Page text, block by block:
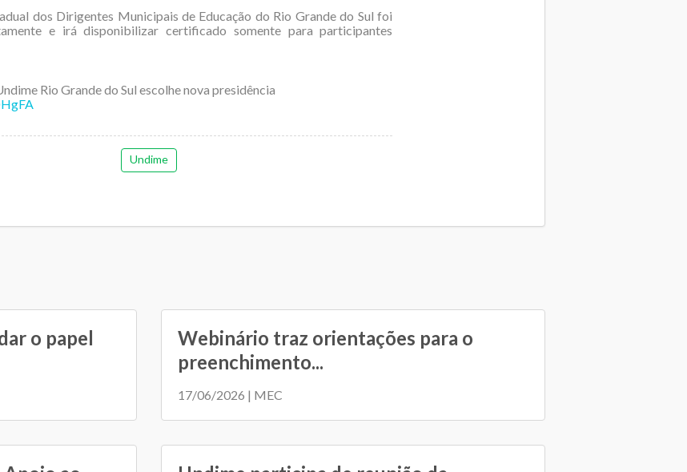
dos Dirigentes Municipais de Educação do Rio Grande do Sul foi
e irá disponibilizar certificado somente para participantes
Rio Grande do Sul escolhe nova presidência
Undime
o papel
Webinário traz orientações para o
preenchimento...
17/06/2026 | MEC